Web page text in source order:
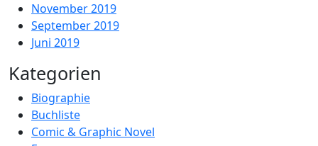
November 2019
September 2019
Juni 2019
Kategorien
Biographie
Buchliste
Comic & Graphic Novel